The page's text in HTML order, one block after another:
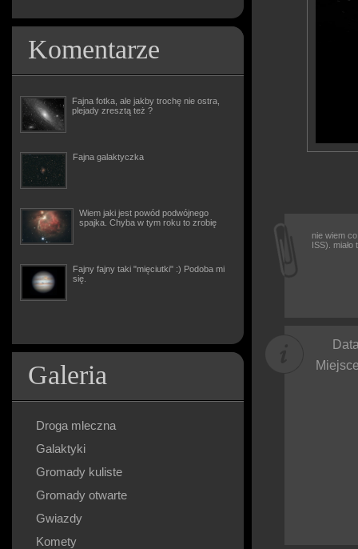
Komentarze
Fajna fotka, ale jakby trochę nie ostra,
plejady zresztą też ?
Fajna galaktyczka
Wiem jaki jest powód podwójnego
spajka. Chyba w tym roku to zrobię
Fajny fajny taki "mięciutki" :) Podoba mi
się.
Galeria
Droga mleczna
Galaktyki
Gromady kuliste
Gromady otwarte
Gwiazdy
Komety
nie wiem
ISS).